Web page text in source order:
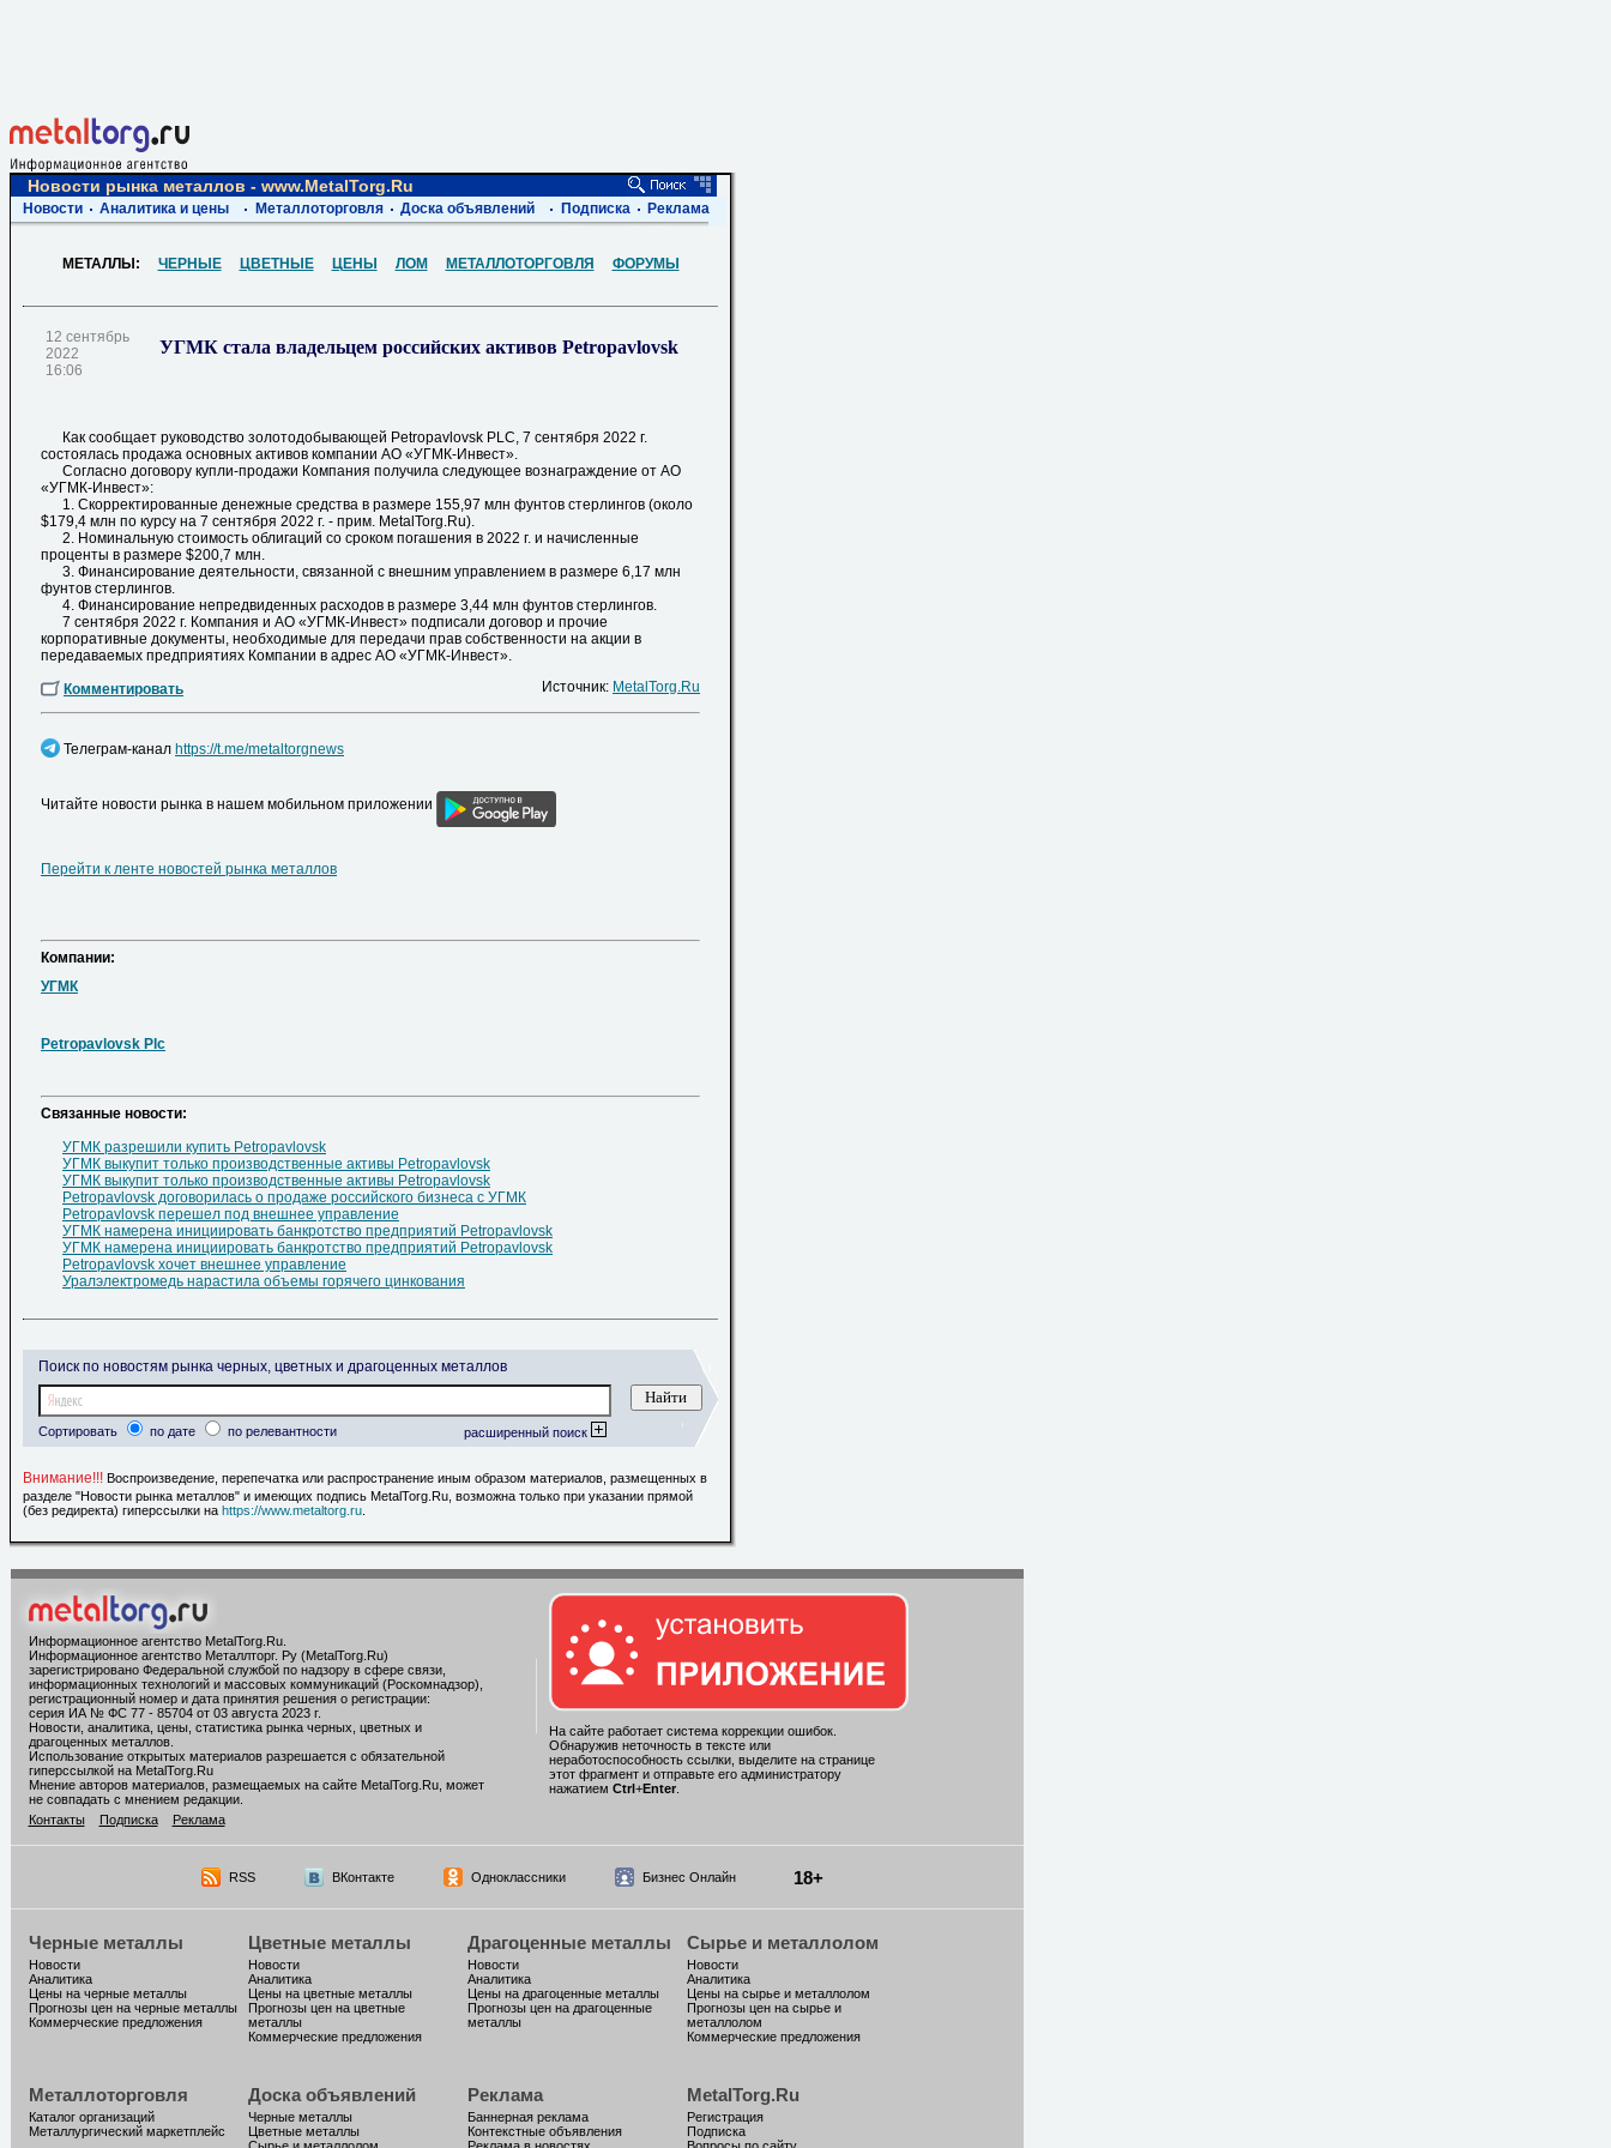
Новости рынка металлов - www.MetalTorg.Ru
Новости Аналитика и цены Металлоторговля Доска объявлений Подписка Реклама
МЕТАЛЛЫ: ЧЕРНЫЕ ЦВЕТНЫЕ ЦЕНЫ ЛОМ МЕТАЛЛОТОРГОВЛЯ ФОРУМЫ
12 сентябрь
2022
16:06
УГМК стала владельцем российских активов Petropavlovsk
Как сообщает руководство золотодобывающей Petropavlovsk PLC, 7 сентября 2022 г.
состоялась продажа основных активов компании АО «УГМК-Инвест».
Согласно договору купли-продажи Компания получила следующее вознаграждение от АО
«УГМК-Инвест»:
1. Скорректированные денежные средства в размере 155,97 млн фунтов стерлингов (около
$179,4 млн по курсу на 7 сентября 2022 г. - прим. MetalTorg.Ru).
2. Номинальную стоимость облигаций со сроком погашения в 2022 г. и начисленные
проценты в размере $200,7 млн.
3. Финансирование деятельности, связанной с внешним управлением в размере 6,17 млн
фунтов стерлингов.
4. Финансирование непредвиденных расходов в размере 3,44 млн фунтов стерлингов.
7 сентября 2022 г. Компания и АО «УГМК-Инвест» подписали договор и прочие
корпоративные документы, необходимые для передачи прав собственности на акции в
передаваемых предприятиях Компании в адрес АО «УГМК-Инвест».
Комментировать
Источник: MetalTorg.Ru
Телеграм-канал https://t.me/metaltorgnews
Читайте новости рынка в нашем мобильном приложении
Перейти к ленте новостей рынка металлов
Компании:
УГМК
Petropavlovsk Plc
Cвязанные новости:
УГМК разрешили купить Petropavlovsk
УГМК выкупит только производственные активы Petropavlovsk
УГМК выкупит только производственные активы Petropavlovsk
Petropavlovsk договорилась о продаже российского бизнеса с УГМК
Petropavlovsk перешел под внешнее управление
УГМК намерена инициировать банкротство предприятий Petropavlovsk
УГМК намерена инициировать банкротство предприятий Petropavlovsk
Petropavlovsk хочет внешнее управление
Уралэлектромедь нарастила объемы горячего цинкования
Поиск по новостям рынка черных, цветных и драгоценных металлов
Сортировать по дате по релевантности расширенный поиск
Внимание!!! Воспроизведение, перепечатка или распространение иным образом материалов, размещенных в
разделе "Новости рынка металлов" и имеющих подпись MetalTorg.Ru, возможна только при указании прямой
(без редиректа) гиперссылки на https://www.metaltorg.ru
Информационное агентство MetalTorg.Ru.
Информационное агентство Металлторг. Ру (MetalTorg.Ru)
зарегистрировано Федеральной службой по надзору в сфере связи,
информационных технологий и массовых коммуникаций (Роскомнадзор),
регистрационный номер и дата принятия решения о регистрации:
серия ИА № ФС 77 - 85704 от 03 августа 2023 г.
Новости, аналитика, цены, статистика рынка черных, цветных и
драгоценных металлов.
Использование открытых материалов разрешается с обязательной
гиперссылкой на MetalTorg.Ru
Мнение авторов материалов, размещаемых на сайте MetalTorg.Ru, может
не совпадать с мнением редакции.
Контакты
Подписка Реклама
На сайте работает система коррекции ошибок.
Обнаружив неточность в тексте или
неработоспособность ссылки, выделите на странице
этот фрагмент и отправьте его администратору
нажатием Ctrl+Enter.
RSS ВКонтакте Одноклассники Бизнес Онлайн 18+
Черные металлы
Новости
Аналитика
Цены на черные металлы
Прогнозы цен на черные металлы
Коммерческие предложения
Цветные металлы
Новости
Аналитика
Цены на цветные металлы
Прогнозы цен на цветные
металлы
Коммерческие предложения
Драгоценные металлы
Новости
Аналитика
Цены на драгоценные металлы
Прогнозы цен на драгоценные
металлы
Сырье и металлолом
Новости
Аналитика
Цены на сырье и металлолом
Прогнозы цен на сырье и
металлолом
Коммерческие предложения
Металлоторговля
Каталог организаций
Металлургический маркетплейс
Доска объявлений
Черные металлы
Цветные металлы
Реклама
Баннерная реклама
Контекстные объявления
MetalTorg.Ru
Регистрация
Подписка